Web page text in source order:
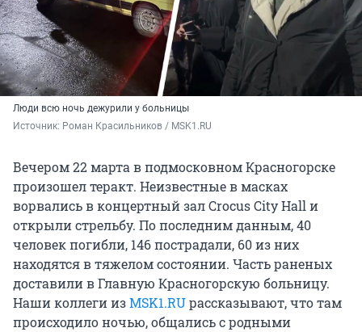
Люди всю ночь дежурили у больницы
Источник: Роман Красильников / MSK1.RU
Вечером 22 марта в подмосковном Красногорске
произошел теракт. Неизвестные в масках
ворвались в концертный зал Crocus City Hall и
открыли стрельбу. По последним данным, 40
человек погибли, 146 пострадали, 60 из них
находятся в тяжелом состоянии. Часть раненых
доставили в Главную Красногорскую больницу.
Наши коллеги изMSK1.RUрассказывают, что там
происходило ночью, общались с родными